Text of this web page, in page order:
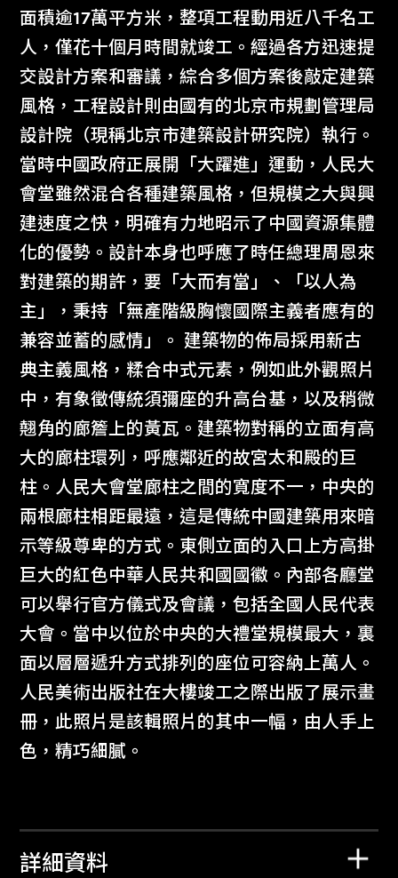
面積逾17萬平方米，整項工程動用近八千名工
人，僅花十個月時間就竣工。經過各方迅速提
交設計方案和審議，綜合多個方案後敲定建築
風格，工程設計則由國有的北京市規劃管理局
設計院（現稱北京市建築設計研究院）執行。
當時中國政府正展開「大躍進」運動，人民大
會堂雖然混合各種建築風格，但規模之大與興
建速度之快，明確有力地昭示了中國資源集體
化的優勢。設計本身也呼應了時任總理周恩來
對建築的期許，要「大而有當」、「以人為
主」，秉持「無產階級胸懷國際主義者應有的
兼容並蓄的感情」。 建築物的佈局採用新古
典主義風格，糅合中式元素，例如此外觀照片
中，有象徵傳統須彌座的升高台基，以及稍微
翹角的廊簷上的黃瓦。建築物對稱的立面有高
大的廊柱環列，呼應鄰近的故宮太和殿的巨
柱。人民大會堂廊柱之間的寬度不一，中央的
兩根廊柱相距最遠，這是傳統中國建築用來暗
示等級尊卑的方式。東側立面的入口上方高掛
巨大的紅色中華人民共和國國徽。內部各廳堂
可以舉行官方儀式及會議，包括全國人民代表
大會。當中以位於中央的大禮堂規模最大，裏
面以層層遞升方式排列的座位可容納上萬人。
人民美術出版社在大樓竣工之際出版了展示畫
冊，此照片是該輯照片的其中一幅，由人手上
色，精巧細膩。
詳細資料